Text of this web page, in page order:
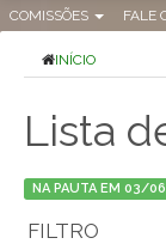
COMISSÕES FALE
INÍCIO
Lista
NA PAUTA EM 03/
FILTRO